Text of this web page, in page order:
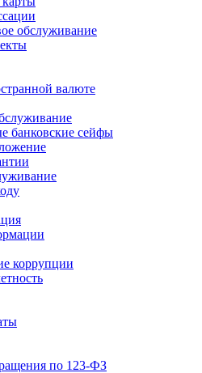
обслуживание
валюте
банковские сейфы
коррупции
по 123-ФЗ